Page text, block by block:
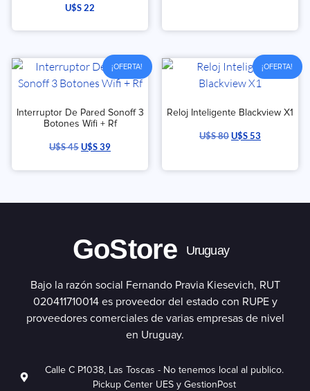
U$S22
¡OFERTA!
Interruptor De Pared Sonoff 3
Botones Wifi + Rf
U$S45U$S39
¡OFERTA!
Reloj Inteligente Blackview X1
U$S80U$S53
GoStore Uruguay
Bajo la razón social Fernando Pravia Kiesevich, RUT
020411710014 es proveedor del estado con RUPE y
proveedores comerciales de varias empresas de nivel
en Uruguay.
Calle C P1038, Las Toscas - No tenemos local al publico.
Pickup Center UES y GestionPost